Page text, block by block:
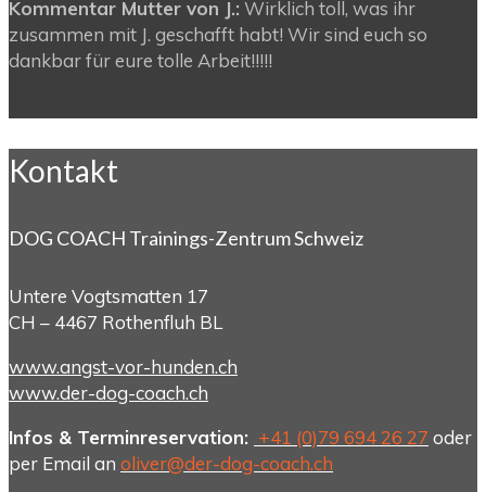
Kommentar Mutter von J.: Wirklich toll, was ihr
zusammen mit J. geschafft habt! Wir sind euch so
dankbar für eure tolle Arbeit!!!!!
Kontakt
DOG COACH Trainings-Zentrum Schweiz
Untere Vogtsmatten 17
CH – 4467 Rothenfluh BL
www.angst-vor-hunden.ch
www.der-dog-coach.ch
Infos & Terminreservation: +41 (0)79 694 26 27 oder
per Email an oliver@der-dog-coach.ch